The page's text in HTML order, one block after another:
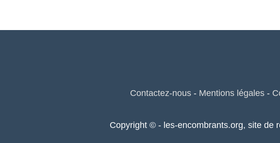
Contactez-nous- Mentions légales-
Copyright © - les-encombrants.org, site de